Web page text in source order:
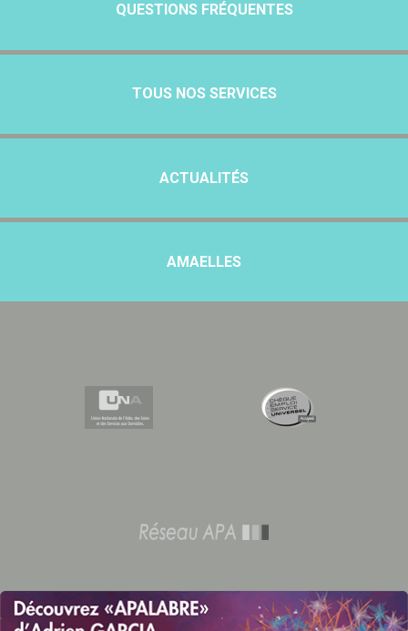
QUESTIONS FRÉQUENTES
TOUS NOS SERVICES
ACTUALITÉS
AMAELLES